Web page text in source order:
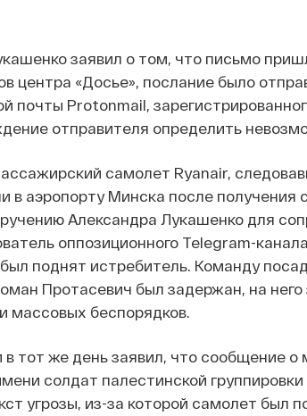
заявил о том, что письмо
центра «Досье», послание было
почты Protonmail,
отправителя определить
самолет Ryanair,
в аэропорту Минска после получения
Александра Лукашенко для
оппозиционного Telegram-
поднят истребитель. Команду
Протасевич был задержан, на него
массовых беспорядков.
тот же день заявил, что сообщение о
солдат палестинской
угрозы, из-за которой самолет был